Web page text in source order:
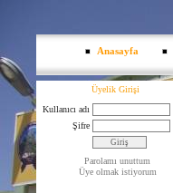
Anasayfa
Üyelik Girişi
Kullanıcı adı
Şifre
Parolamı unuttum
Üye olmak istiyorum